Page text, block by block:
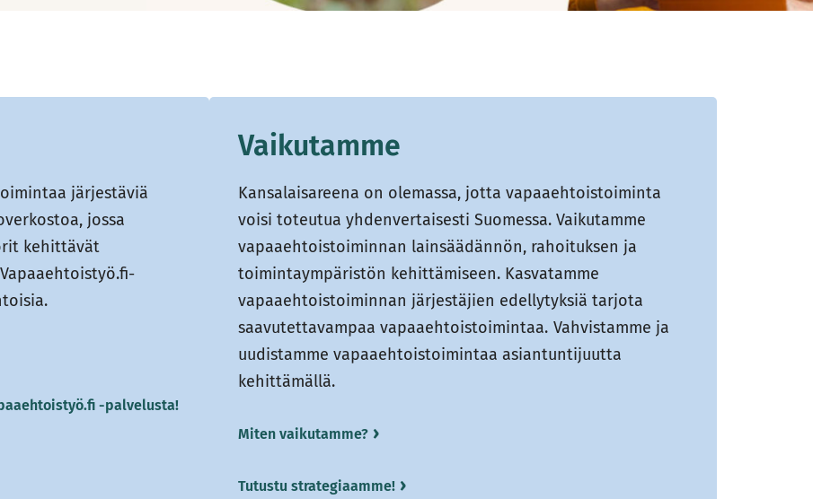
järjestäviä
jossa
kehittävät
-palvelusta!
Vaikutamme
Kansalaisareena on olemassa, jotta vapaaehtoistoiminta
voisi toteutua yhdenvertaisesti Suomessa. Vaikutamme
vapaaehtoistoiminnan lainsäädännön, rahoituksen ja
toimintaympäristön kehittämiseen. Kasvatamme
vapaaehtoistoiminnan järjestäjien edellytyksiä tarjota
saavutettavampaa vapaaehtoistoimintaa. Vahvistamme ja
uudistamme vapaaehtoistoimintaa asiantuntijuutta
kehittämällä.
Miten vaikutamme?
Tutustu strategiaamme!